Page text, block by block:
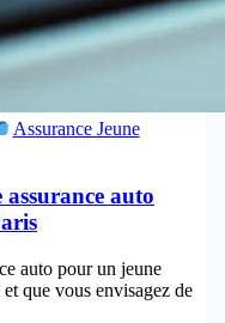
Assurance Jeune
auto
auto pour un jeune
que vous envisagez de